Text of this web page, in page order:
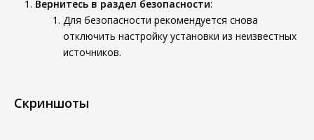
Вернитесь в раздел безопасности:
Для безопасности рекомендуется снова
отключить настройку установки из неизвестных
источников.
Скриншоты